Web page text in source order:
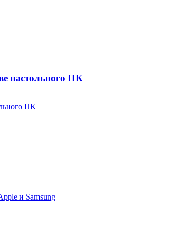
настольного ПК
ПК
и Samsung